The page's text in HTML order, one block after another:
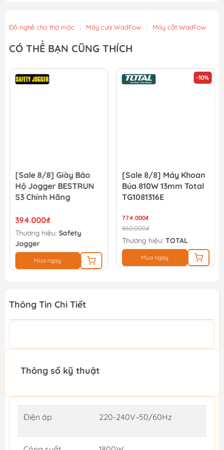
Đồ nghề cho thợ mộc | Máy cưa WadFow | Máy cắt WadFow
CÓ THỂ BẠN CŨNG THÍCH
[Sale 8/8] Giày Bảo
Hộ Jogger BESTRUN
S3 Chính Hãng
394.000₫
Thương hiệu: Safety
Jogger
Mua ngay
-10%
[Sale 8/8] Máy Khoan
Búa 810W 13mm Total
TG1081316E
774.000₫
860.000₫
Thương hiệu: TOTAL
Mua ngay
Thông Tin Chi Tiết
Thông số kỹ thuật
Điện áp 220-240V~50/60Hz